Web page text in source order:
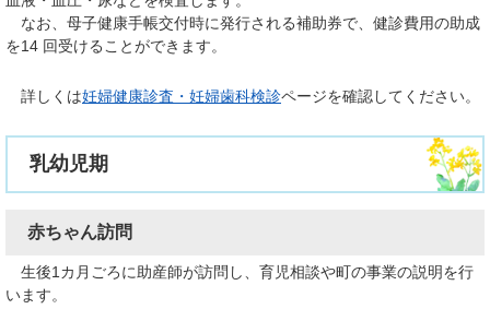
なお、母子健康手帳交付時に発行される補助券で、健診費用の助成
を14 回受けることができます。
詳しくは妊婦健康診査・妊婦歯科検診ページを確認してください。
乳幼児期
赤ちゃん訪問
生後1カ月ごろに助産師が訪問し、育児相談や町の事業の説明を行
います。